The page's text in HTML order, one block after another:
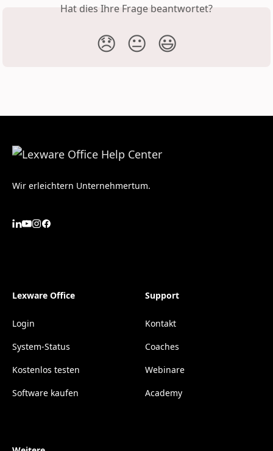
Hat dies Ihre Frage beantwortet?
😞 😐 😃
Wir erleichtern Unternehmertum.
Lexware Office
Login
System-Status
Kostenlos testen
Software kaufen
Support
Kontakt
Coaches
Webinare
Academy